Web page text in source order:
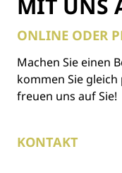
MIT UNS
ONLINE ODER
Machen Sie einen
kommen Sie
freuen uns auf Sie!
KONTAKT